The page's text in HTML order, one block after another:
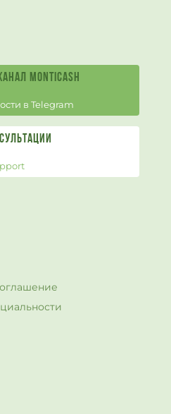
Monticash
в Telegram